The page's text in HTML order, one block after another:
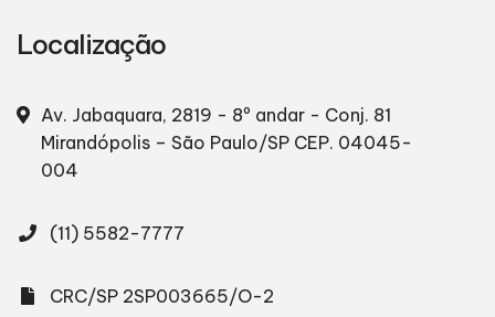
Localização
Av. Jabaquara, 2819 - 8º andar - Conj. 81
Mirandópolis – São Paulo/SP CEP. 04045-
004
(11) 5582-7777
CRC/SP 2SP003665/O-2